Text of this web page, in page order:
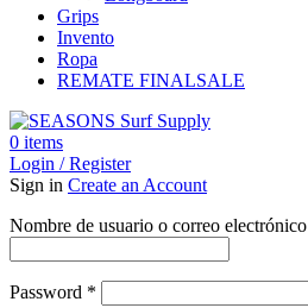
Grips
Invento
Ropa
REMATE FINALSALE
0 items
Login / Register
Sign in Create an Account
Nombre de usuario o correo electrónico
Password *